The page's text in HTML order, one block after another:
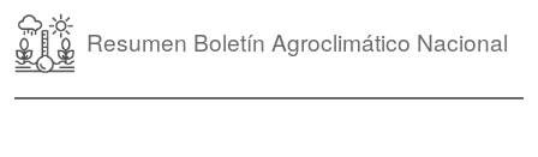
Resumen Boletín Agroclimático Nacional